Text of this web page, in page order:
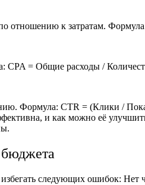
отношению к затратам.
CPA = Общие расходы /
Формула: CTR = (Клики /
и как можно её
следующих ошибок: Нет